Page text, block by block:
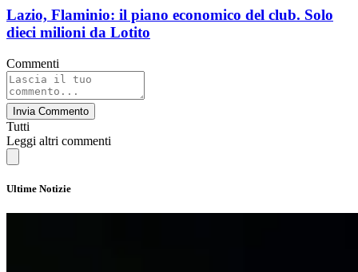
Lazio, Flaminio: il piano economico del club. Solo
dieci milioni da Lotito
Commenti
Invia Commento
Tutti
Leggi altri commenti
Ultime Notizie